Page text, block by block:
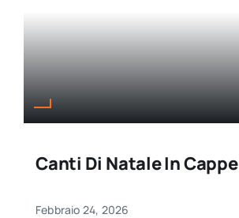
Canti Di Natale In
Febbraio 24, 2026